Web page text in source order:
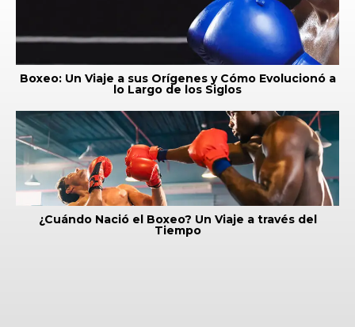
Boxeo: Un Viaje a sus Orígenes y Cómo Evolucionó a
lo Largo de los Siglos
¿Cuándo Nació el Boxeo? Un Viaje a través del
Tiempo